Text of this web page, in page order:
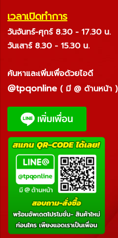
เวลาเปิดทำการ
วันจันทร์-ศุกร์ 8.30 - 17.30 น.
วันเสาร์ 8.30 - 15.30 น.
ค้นหาและเพิ่มเพื่อด้วยไอดี
@tpqonline ( มี @ ด้านหน้า )